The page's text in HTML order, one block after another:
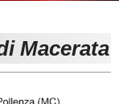
Carica la tua Rosa
Macerata